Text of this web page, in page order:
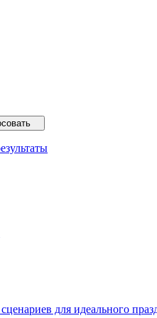
для идеального